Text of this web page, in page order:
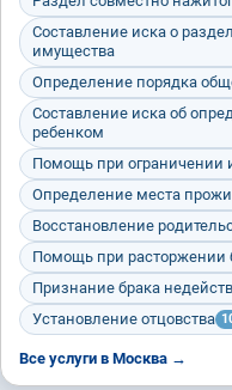
Составление иска о
имущества
Определение порядка
Составление иска об
ребенком
Помощь при ограничении
Определение места
Восстановление
Помощь при расторжении
Признание брака
Установление отцовства
Все услуги в Москва →